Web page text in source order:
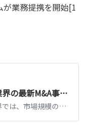
業務提携を開始[1
ソフトウェア業界の最新M&A事例・動向、メリット、流れ
ソフトウェア業界では、市場規模の拡大に伴い、人材確保などのメリットを得る目的によるM&Aが活発です。ソフトウェア業界の最新M&A事例・動向、売却・買収のメリット、M&Aの流れをわかりやすく解説します。